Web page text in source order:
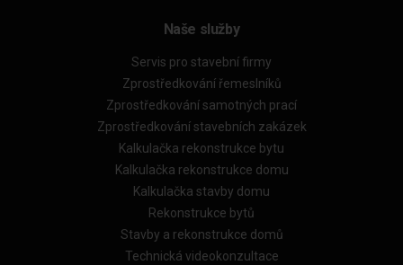
Naše služby
Servis pro stavební firmy
Zprostředkování řemeslníků
Zprostředkování samotných prací
Zprostředkování stavebních zakázek
Kalkulačka rekonstrukce bytu
Kalkulačka rekonstrukce domu
Kalkulačka stavby domu
Rekonstrukce bytů
Stavby a rekonstrukce domů
Technická videokonzultace